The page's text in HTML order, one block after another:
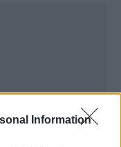
Information